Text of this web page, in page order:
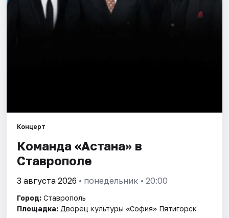
Города
Концерт
Команда «Астана» в
Ставрополе
3 августа 2026 • понедельник • 20:00
Город: Ставрополь
Площадка: Дворец культуры «София» Пятигорск